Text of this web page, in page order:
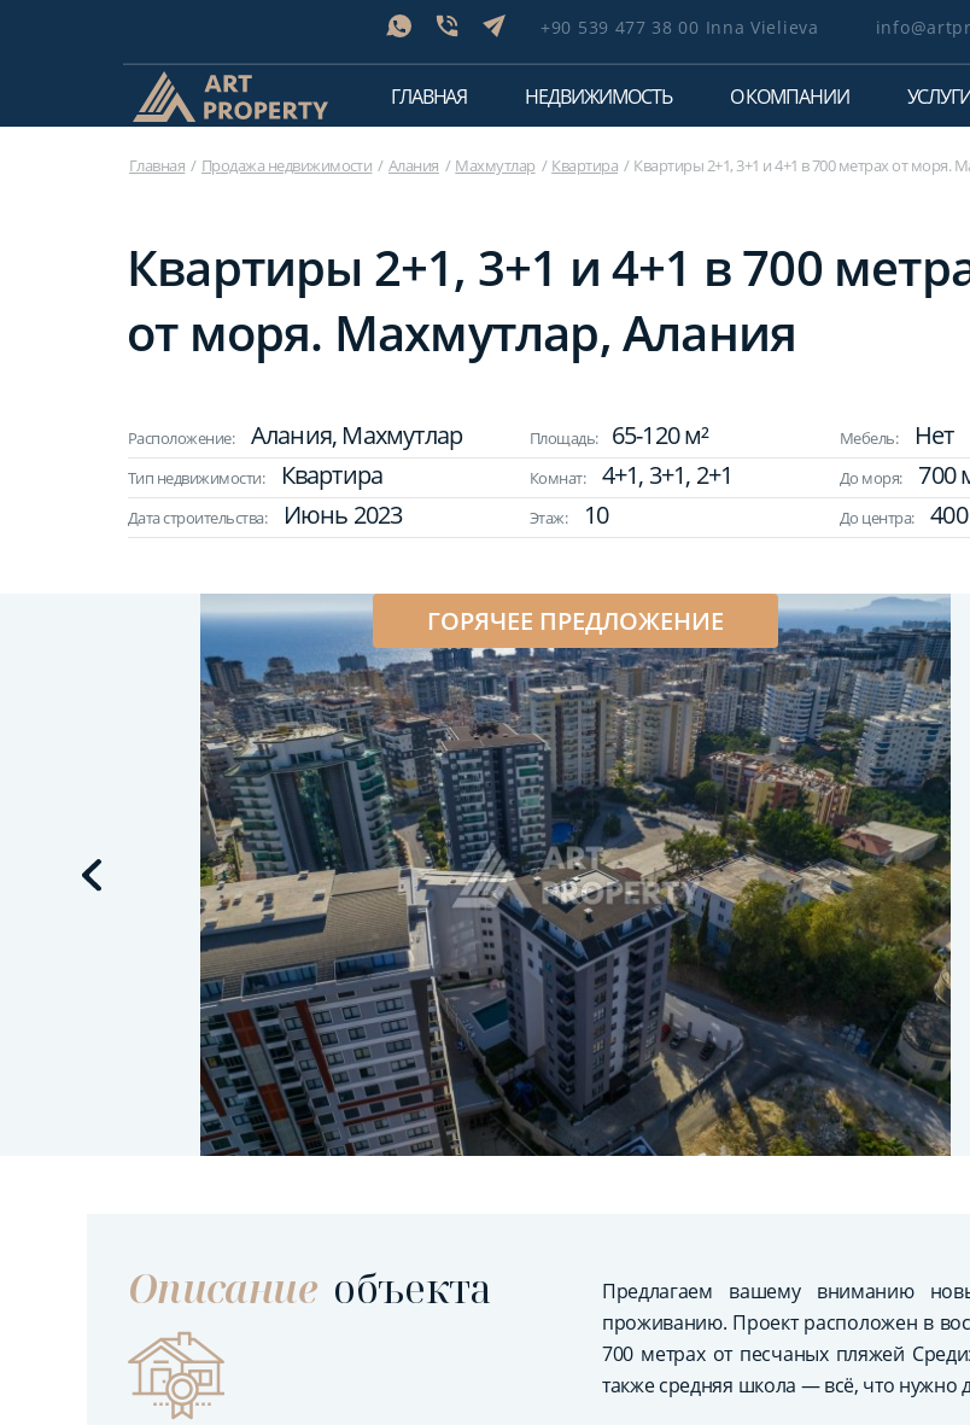
+90 539 477 38 00 Inna Vielieva
ГЛАВНАЯ НЕДВИЖИМОСТЬ О КОМПАНИИ
Главная Продажа недвижимости Алания Махмутлар Квартира Квартиры 2+1, 3+1 и 4+1 в 700 метрах от моря.
Квартиры 2+1, 3+1 и 4+1 в 700
от моря. Махмутлар, Алания
Расположение: Алания, Махмутлар Площадь: 65-120 м² Мебель: Нет
Тип недвижимости: Квартира Комнат: 4+1, 3+1, 2+1 До моря: 700
Дата строительства: Июнь 2023 Этаж: 10 До центра:
ГОРЯЧЕЕ ПРЕДЛОЖЕНИЕ
Описание объекта
Предлагаем вашему вниманию
проживанию. Проект расположен в
700 метрах от песчаных пляжей
также средняя школа — всё, что нужно